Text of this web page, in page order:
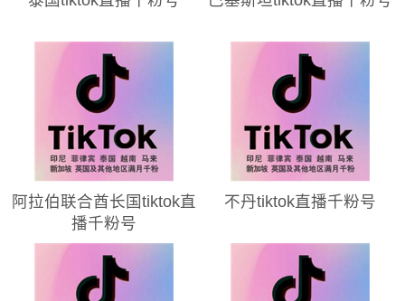
阿拉伯联合酋长国tiktok直
播千粉号
不丹tiktok直播千粉号